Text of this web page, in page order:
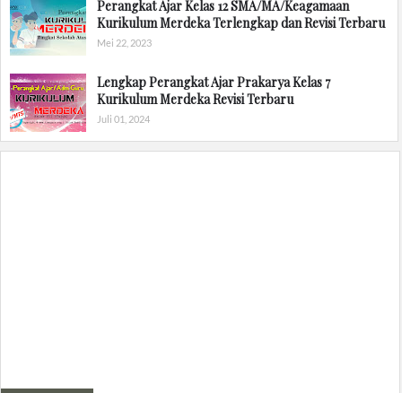
Perangkat Ajar Kelas 12 SMA/MA/Keagamaan
Kurikulum Merdeka Terlengkap dan Revisi Terbaru
Mei 22, 2023
Lengkap Perangkat Ajar Prakarya Kelas 7
Kurikulum Merdeka Revisi Terbaru
Juli 01, 2024